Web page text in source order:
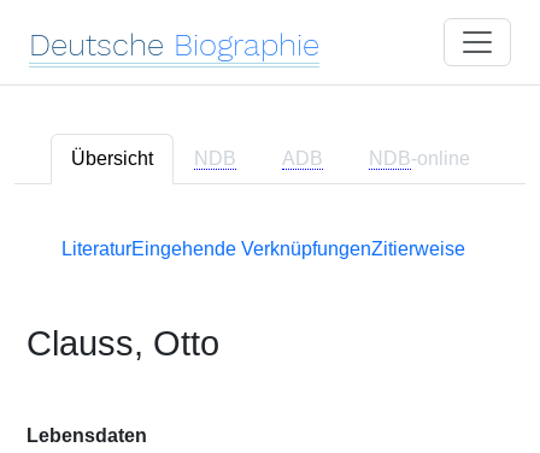
Deutsche Biographie
Übersicht NDB ADB NDB-online
LiteraturEingehende VerknüpfungenZitierweise
Clauss, Otto
Lebensdaten